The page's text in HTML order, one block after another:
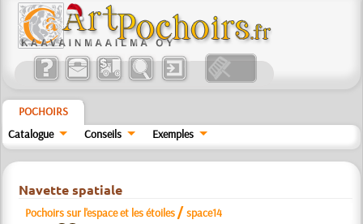
POCHOIRS
Catalogue
Conseils Exemples
Navette spatiale
Pochoirs sur l'espace et les étoiles /space14